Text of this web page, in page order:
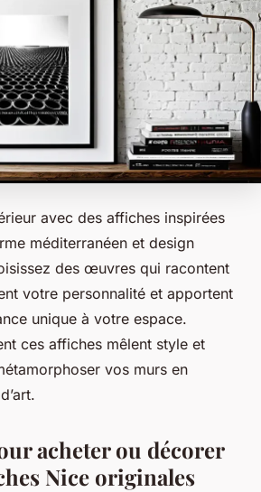
avec des affiches inspirées
méditerranéen et design
des œuvres qui racontent
votre personnalité et apportent
unique à votre espace.
ces affiches mêlent style et
vos murs en
acheter ou décorer
Nice originales